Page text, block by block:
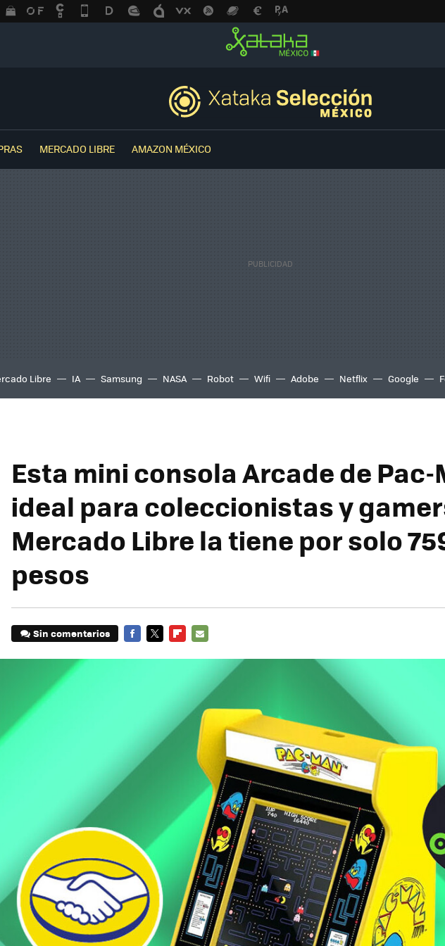
MERCADO LIBRE AMAZON MÉXICO
Libre IA Samsung NASA Robot Wifi Adobe Netflix Google
Esta mini consola Arcade de Pac-
ideal para coleccionistas y
Mercado Libre la tiene por solo
pesos
Sin comentarios